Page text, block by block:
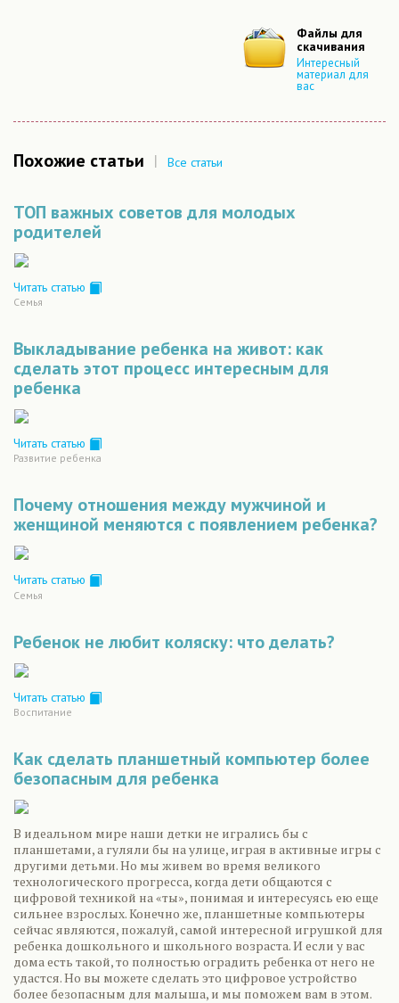
Файлы для
скачивания
Интересный
материал для
вас
Похожие статьи | Все статьи
ТОП важных советов для молодых
родителей
Читать статью
Семья
Выкладывание ребенка на живот: как
сделать этот процесс интересным для
ребенка
Читать статью
Развитие ребенка
Почему отношения между мужчиной и
женщиной меняются с появлением ребенка?
Читать статью
Семья
Ребенок не любит коляску: что делать?
Читать статью
Воспитание
Как сделать планшетный компьютер более
безопасным для ребенка
В идеальном мире наши детки не игрались бы с
планшетами, а гуляли бы на улице, играя в активные игры с
другими детьми. Но мы живем во время великого
технологического прогресса, когда дети общаются с
цифровой техникой на «ты», понимая и интересуясь ею еще
сильнее взрослых. Конечно же, планшетные компьютеры
сейчас являются, пожалуй, самой интересной игрушкой для
ребенка дошкольного и школьного возраста. И если у вас
дома есть такой, то полностью оградить ребенка от него не
удастся. Но вы можете сделать это цифровое устройство
более безопасным для малыша, и мы поможем вам в этом.